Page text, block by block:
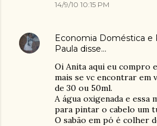
14/9/10 10:15 PM
Economia Doméstica e
Paula disse…
Oi Anita aqui eu compro
mais se vc encontrar em
de 30 ou 50ml.
A água oxigenada e essa
para pintar o cabelo um
O sabão em pó é colher